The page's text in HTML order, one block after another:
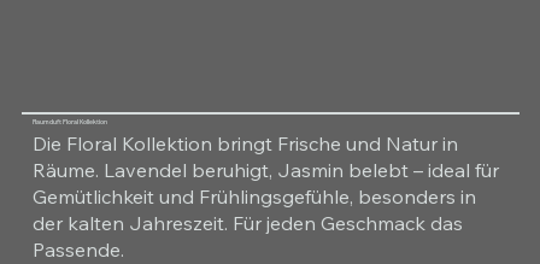
Raumduft Floral Kollektion
Die Floral Kollektion bringt Frische und Natur in
Räume. Lavendel beruhigt, Jasmin belebt – ideal für
Gemütlichkeit und Frühlingsgefühle, besonders in
der kalten Jahreszeit. Für jeden Geschmack das
Passende.